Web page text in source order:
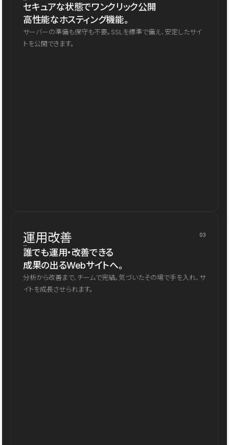
セキュアな状態でワンクリック公開
高性能なホスティング機能。
サーバーの準備も保守も不要。SSLを標準で備え、安定したサイ
トを公開できます。
運用改善 03
誰でも運用・改善できる
成果の出るWebサイトへ。
分析から改善まで、チームで完結。気づいたその場で手を入れ、サ
イトを成長させられます。